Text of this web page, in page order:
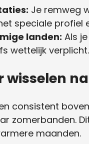
Je remweg
speciale profiel
landen: Als
wettelijk verplicht.
wisselen
consistent
zomerbanden.
maanden.